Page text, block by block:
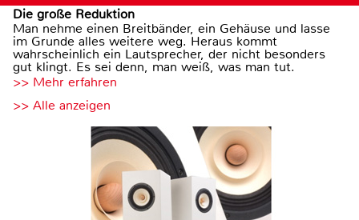
Die große Reduktion
Man nehme einen Breitbänder, ein Gehäuse und lasse
im Grunde alles weitere weg. Heraus kommt
wahrscheinlich ein Lautsprecher, der nicht besonders
gut klingt. Es sei denn, man weiß, was man tut.
>> Mehr erfahren
>> Alle anzeigen